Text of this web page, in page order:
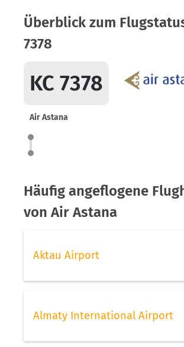
Überblick zum
7378
KC 7378
Air Astana
Häufig angeflogene
von Air Astana
Aktau Airport
Almaty International Airport